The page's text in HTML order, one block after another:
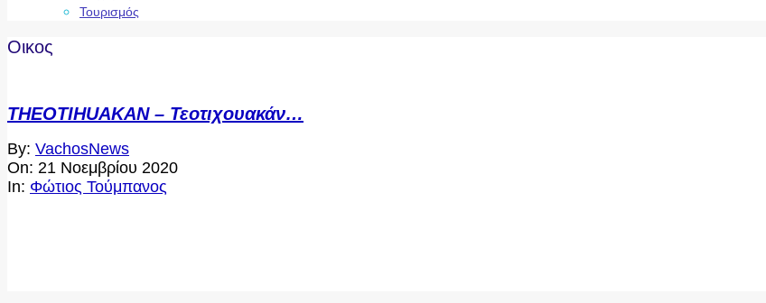
Τουρισμός
Οικος
THEOTIHUAKAN – Τεοτιχουακάν…
2020-
11-
21
By: VachosNews
On: 21 Νοεμβρίου 2020
In: Φώτιος Τούμπανος